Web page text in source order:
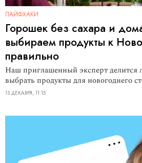
ЛАЙФХАКИ
Горошек без сахара и
выбираем продукты к
правильно
Наш приглашенный эксперт
выбрать продукты для новогоднего
13 ДЕКАБРЯ, 11:15